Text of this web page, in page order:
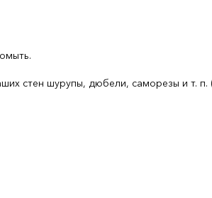
стен шурупы, дюбели, саморезы и т. п.